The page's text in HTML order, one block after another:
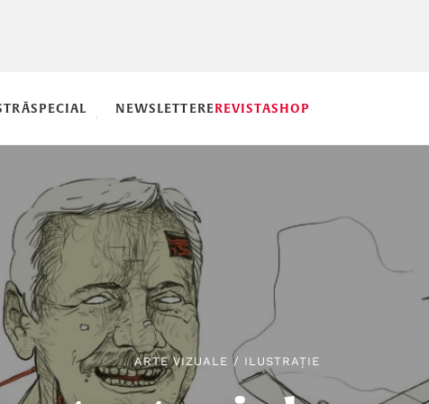
SPECIAL NEWSLETTEREREVISTASHOP
ARTE VIZUALE / ILUSTRAȚIE